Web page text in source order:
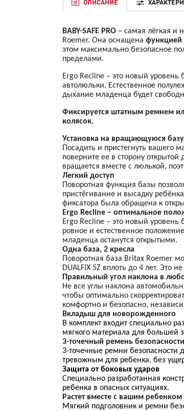
BABY-SAFE PRO – самая лёгкая и
Roemer. Она оснащена функцией
этом максимально безопасное
пределами.
Ergo Recline – это новый
автолюльки. Естественное
дыхание младенца будет
Фиксируется штатным ремнем
колясок.
Установка на вращающуюся
Посадить и пристегнуть вашего
поверните ее в сторону
вращается вместе с люлькой,
Легкий доступ
Поворотная функция базы
пристёгивание и высадку
фиксатора была обращена к
Ergo Recline – оптимальное
Ergo Recline – это новый уровень
ровное и естественное
младенца останутся открытыми.
Одна база, 2 кресла
Поворотная база Britax Roemer
DUALFIX 5Z вплоть до 4 лет. Это
Правильный угол наклона в
Не все углы наклона
чтобы оптимально
комфортно и безопасно,
Вкладыш для новорожденного
В комплект входит специально
мягкого материала для
3-точечный ремень безопасности
3-точечные ремни безопасности
тревожным для ребенка, без
Защита от боковых ударов
Специально разработанная
ребенка в опасных ситуациях.
Растет вместе с вашим ребенком
Мягкий подголовник и ремни